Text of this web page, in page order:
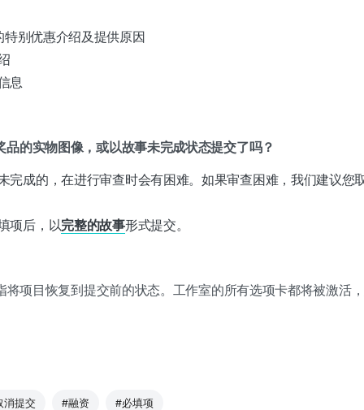
特别优惠介绍及提供原因
息
品的实物图像，或以故事未完成状态提交了吗？
完成的，在进行审查时会有困难。如果审查困难，我们建议您
项后，以完整的故事形式提交。
将项目恢复到提交前的状态。工作室的所有选项卡都将被激活
消提交 #融资 #必填项